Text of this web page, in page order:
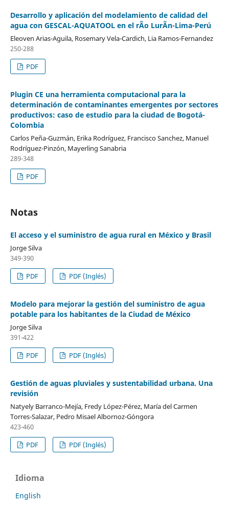
Desarrollo y aplicación del modelamiento de calidad del
agua con GESCAL-AQUATOOL en el rÃ­o LurÃ­n-Lima-Perú
Eleoven Arias-Aguila, Rosemary Vela-Cardich, Lia Ramos-Fernandez
250-288
PDF
Plugin CE una herramienta computacional para la
determinación de contaminantes emergentes por sectores
productivos: caso de estudio para la ciudad de Bogotá-
Colombia
Carlos Peña-Guzmán, Erika Rodríguez, Francisco Sanchez, Manuel
Rodríguez-Pinzón, Mayerling Sanabria
289-348
PDF
Notas
El acceso y el suministro de agua rural en México y Brasil
Jorge Silva
349-390
PDF
PDF (Inglés)
Modelo para mejorar la gestión del suministro de agua
potable para los habitantes de la Ciudad de México
Jorge Silva
391-422
PDF
PDF (Inglés)
Gestión de aguas pluviales y sustentabilidad urbana. Una
revisión
Natyely Barranco-Mejía, Fredy López-Pérez, María del Carmen
Torres-Salazar, Pedro Misael Albornoz-Góngora
423-460
PDF
PDF (Inglés)
Idioma
English